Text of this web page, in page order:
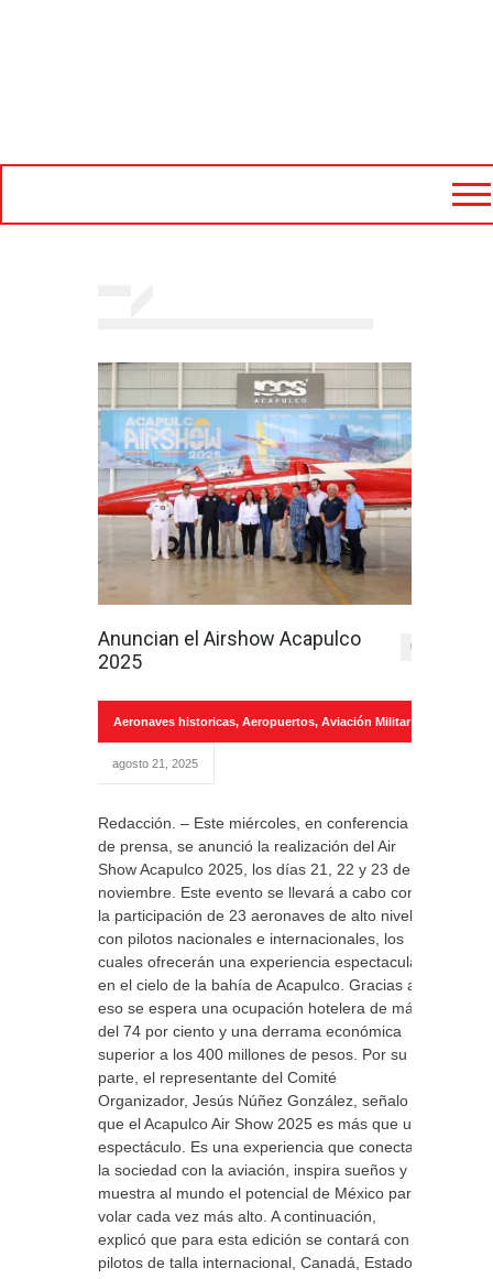
Anuncian el Airshow Acapulco
2025
0
Aeronaves historicas, Aeropuertos, Aviación Militar
agosto 21, 2025
Redacción. – Este miércoles, en conferencia
de prensa, se anunció la realización del Air
Show Acapulco 2025, los días 21, 22 y 23 de
noviembre. Este evento se llevará a cabo con
la participación de 23 aeronaves de alto nivel,
con pilotos nacionales e internacionales, los
cuales ofrecerán una experiencia espectacular
en el cielo de la bahía de Acapulco. Gracias a
eso se espera una ocupación hotelera de más
del 74 por ciento y una derrama económica
superior a los 400 millones de pesos. Por su
parte, el representante del Comité
Organizador, Jesús Núñez González, señalo
que el Acapulco Air Show 2025 es más que un
espectáculo. Es una experiencia que conecta a
la sociedad con la aviación, inspira sueños y
muestra al mundo el potencial de México para
volar cada vez más alto. A continuación,
explicó que para esta edición se contará con
pilotos de talla internacional, Canadá, Estados